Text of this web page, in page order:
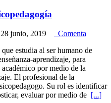
28 junio, 2019
Comenta
estudia al ser humano de
aprendizaje, para
por medio de la
El profesional de la
Su rol es identificar
evaluar por medio de [...]